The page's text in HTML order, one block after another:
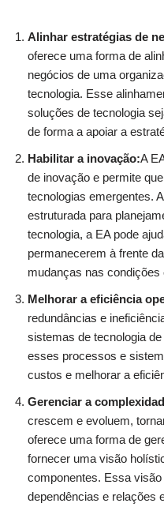
Alinhar estratégias de
oferece uma forma de
negócios de uma
tecnologia. Esse
soluções de tecnologia
de forma a apoiar a
Habilitar a inovação:A
de inovação e permite
tecnologias emergentes.
estruturada para
tecnologia, a EA pode
permanecerem à frente
mudanças nas condições
Melhorar a eficiência
redundâncias e
sistemas de tecnologia
esses processos e
custos e melhorar a
Gerenciar a
crescem e evoluem,
oferece uma forma de
fornecer uma visão
componentes. Essa
dependências e relações